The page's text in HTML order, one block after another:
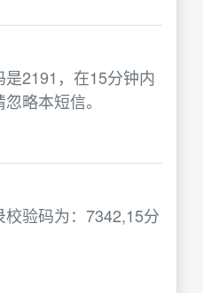
是2191，在15分钟内
略本短信。
校验码为：7342,15分